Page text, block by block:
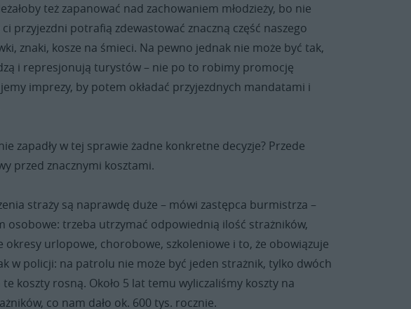
też zapanować nad zachowaniem młodzieży, bo nie
przyjezdni potrafią zdewastować znaczną część naszego
znaki, kosze na śmieci. Na pewno jednak nie może być tak,
i represjonują turystów – nie po to robimy promocję
imprezy, by potem okładać przyjezdnych mandatami i
zapadły w tej sprawie żadne konkretne decyzje? Przede
przed znacznymi kosztami.
straży są naprawdę duże – mówi zastępca burmistrza –
osobowe: trzeba utrzymać odpowiednią ilość strażników,
okresy urlopowe, chorobowe, szkoleniowe i to, że obowiązuje
w policji: na patrolu nie może być jeden strażnik, tylko dwóch
te koszty rosną. Około 5 lat temu wyliczaliśmy koszty na
co nam dało ok. 600 tys. rocznie.